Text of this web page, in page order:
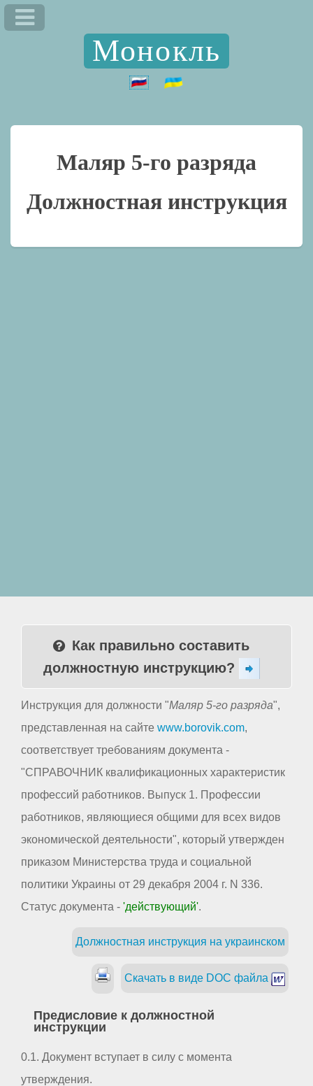
Монокль
Маляр 5-го разряда
Должностная инструкция
Как правильно составить
должностную инструкцию?
Инструкция для должности "Маляр 5-го разряда",
представленная на сайте www.borovik.com,
соответствует требованиям документа -
"СПРАВОЧНИК квалификационных характеристик
профессий работников. Выпуск 1. Профессии
работников, являющиеся общими для всех видов
экономической деятельности", который утвержден
приказом Министерства труда и социальной
политики Украины от 29 декабря 2004 г. N 336.
Статус документа - 'действующий'.
Должностная инструкция на украинском
Скачать в виде DOC файла
Предисловие к должностной
инструкции
0.1. Документ вступает в силу с момента
утверждения.